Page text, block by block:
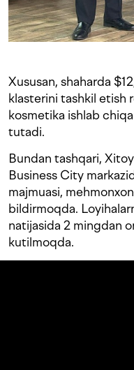
Xususan, shaharda
klasterini tashkil etish
kosmetika ishlab
tutadi.
Bundan tashqari,
Business City
majmuasi,
bildirmoqda.
natijasida 2 mingdan
kutilmoqda.